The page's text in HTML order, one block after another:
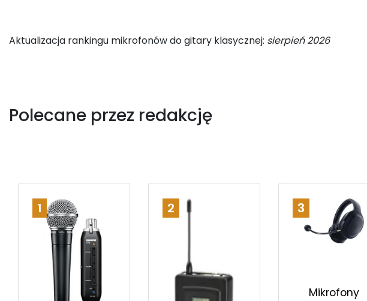
Aktualizacja rankingu mikrofonów do gitary klasycznej: sierpień 2026
Polecane przez redakcję
1 2 3
Mikrofony